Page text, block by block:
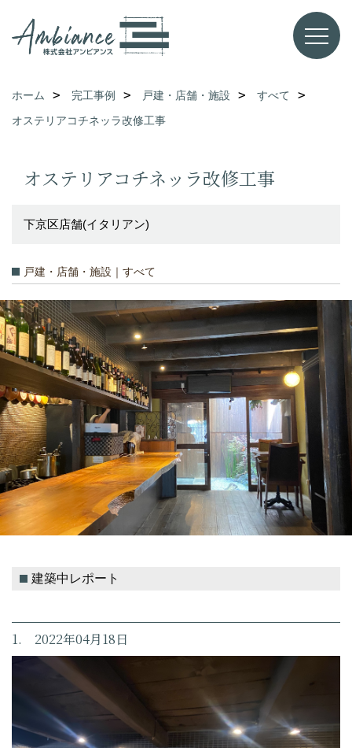
ホーム 完工事例 戸建・店舗・施設
すべて
オステリアコチネッラ改修工事
オステリアコチネッラ改修工事
下京区店舗(イタリアン)
戸建・店舗・施設｜すべて
建築中レポート
1. 2022年04月18日